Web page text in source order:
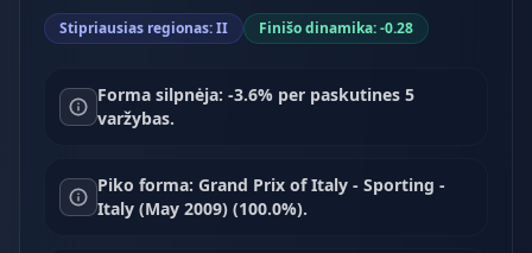
Stipriausias regionas: II Finišo dinamika: -0.28
Forma silpnėja: -3.6% per paskutines 5
varžybas.
Piko forma: Grand Prix of Italy - Sporting -
Italy (May 2009) (100.0%).